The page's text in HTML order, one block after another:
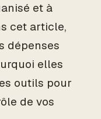
et à
cet article,
dépenses
elles
outils pour
de vos